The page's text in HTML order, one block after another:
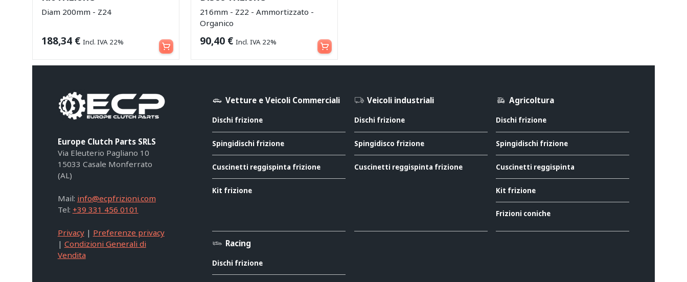
Diam 200mm - Z24
188,34 € Incl. IVA 22% Leggi tutto
216mm - Z22 - Ammortizzato -
Organico
90,40 € Incl. IVA 22% Leggi tutto
Europe Clutch Parts SRLS
Via Eleuterio Pagliano 10
15033 Casale Monferrato
(AL)
Mail: info@ecpfrizioni.com
Tel: +39 331 456 0101
Privacy| Preferenze privacy
| Condizioni Generali di
Vendita
Vetture e Veicoli Commerciali
Dischi frizione
Spingidischi frizione
Cuscinetti reggispinta frizione
Kit frizione
Veicoli industriali
Dischi frizione
Spingidisco frizione
Cuscinetti reggispinta frizione
Agricoltura
Dischi frizione
Spingidischi frizione
Cuscinetti reggispinta
Kit frizione
Frizioni coniche
Racing
Dischi frizione